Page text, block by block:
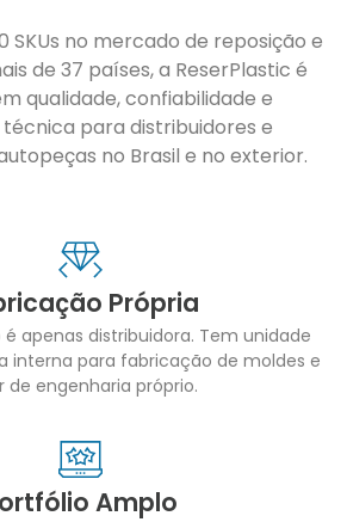
SKUs no mercado de reposição e
de 37 países, a ReserPlastic é
qualidade, confiabilidade e
para distribuidores e
no Brasil e no exterior.
Própria
é apenas distribuidora. Tem unidade
interna para fabricação de moldes e
de engenharia próprio.
Amplo